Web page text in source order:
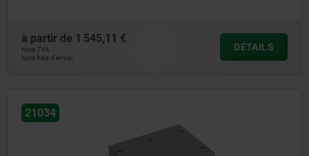
à partir de 1 545,11 €
hors TVA
hors frais d’envoi
DÉTAILS
21034